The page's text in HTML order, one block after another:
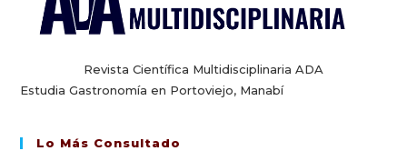
Revista Científica Multidisciplinaria ADA
Estudia Gastronomía en Portoviejo, Manabí
Lo Más Consultado